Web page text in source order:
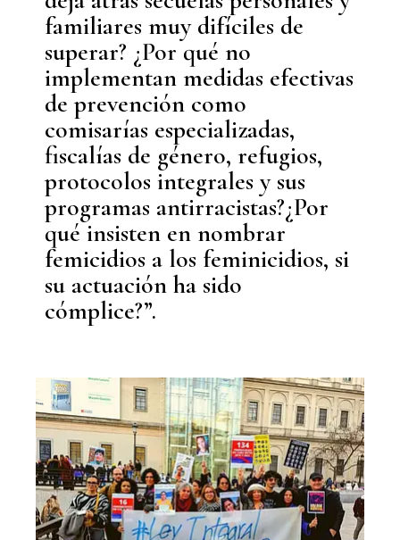
familiares muy difíciles de
superar? ¿Por qué no
implementan medidas efectivas
de prevención como
comisarías especializadas,
fiscalías de género, refugios,
protocolos integrales y sus
programas antirracistas?¿Por
qué insisten en nombrar
femicidios a los feminicidios, si
su actuación ha sido
cómplice?”.